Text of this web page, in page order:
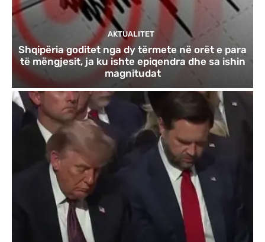
AKTUALITET
Shqipëria goditet nga dy tërmete në orët e para
të mëngjesit, ja ku ishte epiqendra dhe sa ishin
magnitudat